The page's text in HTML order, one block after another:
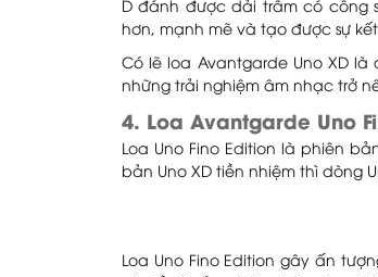
D đánh được dải trầm có công
hơn, mạnh mẽ và tạo được sự
Có lẽ loa Avantgarde Uno XD
những trải nghiệm âm nhạc trở
4. Loa Avantgarde Uno
Loa Uno Fino Edition là phiên
bản Uno XD tiền nhiệm thì dòng
Loa Uno Fino Edition gây ấn